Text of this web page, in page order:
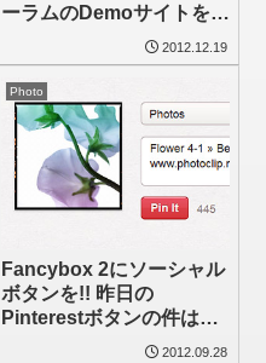
ーラムのDemoサイトを作
2012.12.19
Photo
Fancybox 2にソーシャル
ボタンを!! 昨日の
Pinterestボタンの件は解
決、、、したと思う
2012.09.28